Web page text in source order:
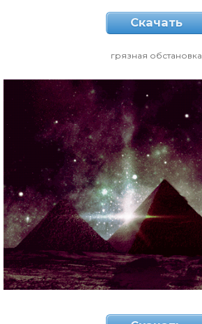
Скачать
грязная обстановка